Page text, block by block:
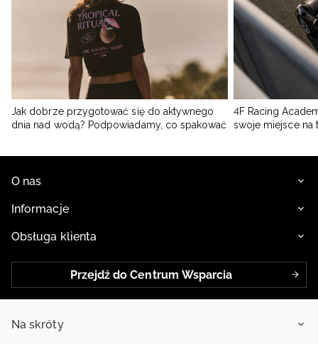
Jak dobrze przygotować się do aktywnego
dnia nad wodą? Podpowiadamy, co spakować
4F Racing
swoje miejsce na
O nas
Informacje
Obsługa klienta
Przejdź do Centrum Wsparcia
Na skróty